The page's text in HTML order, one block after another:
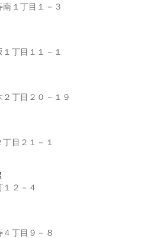
１丁目１－３
丁目１１－１
丁目２０－１９
目２１－１
２－４
丁目９－８